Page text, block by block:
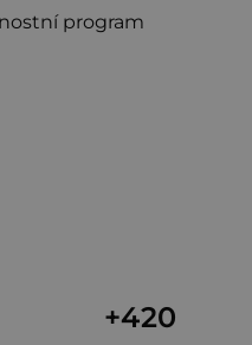
program
+420